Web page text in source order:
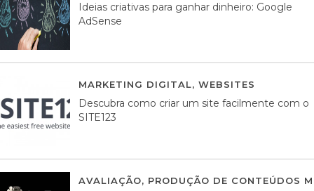
Ideias criativas para ganhar dinheiro: Google
AdSense
MARKETING DIGITAL, WEBSITES
Descubra como criar um site facilmente com o
SITE123
AVALIAÇÃO, PRODUÇÃO DE CONTEÚDOS